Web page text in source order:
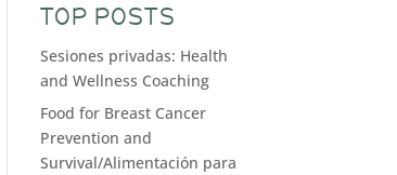
TOP POSTS
Sesiones privadas: Health
and Wellness Coaching
Food for Breast Cancer
Prevention and
Survival/Alimentación para